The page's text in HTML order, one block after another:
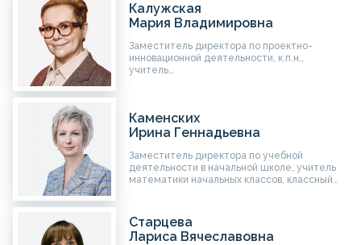
Калужская
Мария Владимировна
Заместитель директора по проектно-
инновационной деятельности, к.п.н.,
учитель…
Каменских
Ирина Геннадьевна
Заместитель директора по учебной
деятельности в начальной школе, учитель
математики начальных классов, классный…
Старцева
Лариса Вячеславовна